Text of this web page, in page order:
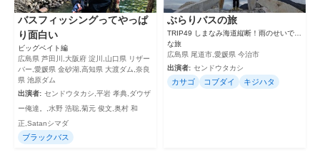
バスフィッシングってやっぱ
り面白い
ビッグベイト編
広島県 芦田川,大阪府 淀川,山口県 リザー
バー,愛媛県 金砂湖,高知県 大渡ダム,奈良
県 池原ダム
出演者: センドウタカシ,平岩 孝典,ダウザ
ー俺達。,水野 浩聡,菊元 俊文,奥村 和
正,Satanシマダ
ブラックバス
ぶらりバスの旅
TRIP49 しまなみ海道縦断！雨のせいで…
な旅
広島県 尾道市,愛媛県 今治市
出演者: センドウタカシ
カサゴ コブダイ キジハタ